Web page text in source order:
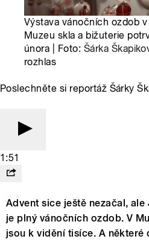
Výstava vánočních ozdob
Muzeu skla a bižuterie
února | Foto: Šárka
rozhlas
Poslechněte si reportáž Šárky
1:51
Advent sice ještě nezačal,
je plný vánočních ozdob. V
jsou k vidění tisíce. A některé